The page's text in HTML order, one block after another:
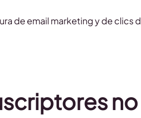
de email marketing y de clics